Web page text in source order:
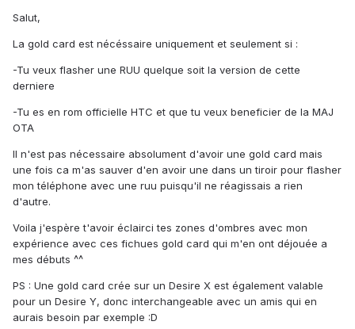
Salut,
La gold card est nécéssaire uniquement et seulement si :
-Tu veux flasher une RUU quelque soit la version de cette
derniere
-Tu es en rom officielle HTC et que tu veux beneficier de la MAJ
OTA
Il n'est pas nécessaire absolument d'avoir une gold card mais
une fois ca m'as sauver d'en avoir une dans un tiroir pour flasher
mon téléphone avec une ruu puisqu'il ne réagissais a rien
d'autre.
Voila j'espère t'avoir éclairci tes zones d'ombres avec mon
expérience avec ces fichues gold card qui m'en ont déjouée a
mes débuts ^^
PS : Une gold card crée sur un Desire X est également valable
pour un Desire Y, donc interchangeable avec un amis qui en
aurais besoin par exemple :D